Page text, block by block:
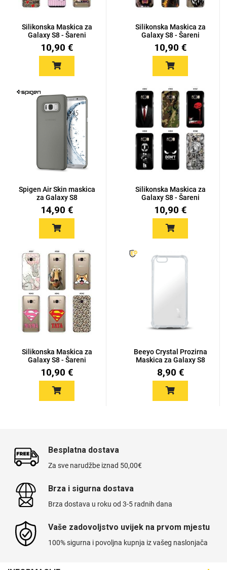
Silikonska Maskica za
Galaxy S8 - Šareni
motiv...
10,90 €
Silikonska Maskica za
Galaxy S8 - Šareni
motiv...
10,90 €
Spigen Air Skin maskica
za Galaxy S8
14,90 €
Silikonska Maskica za
Galaxy S8 - Šareni
motiv...
10,90 €
Silikonska Maskica za
Galaxy S8 - Šareni
motiv...
10,90 €
Beeyo Crystal Prozirna
Maskica za Galaxy S8
8,90 €
Besplatna dostava
Za sve narudžbe iznad 50,00€
Brza i sigurna dostava
Brza dostava u roku od 3-5 radnih dana
Vaše zadovoljstvo uvijek na prvom mjestu
100% sigurna i povoljna kupnja iz vašeg naslonjača